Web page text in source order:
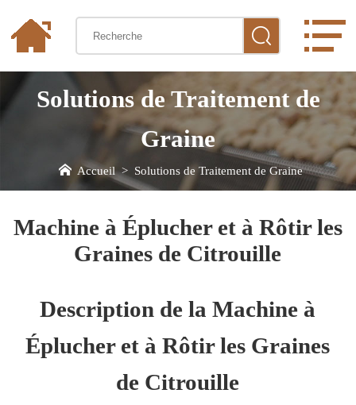
Solutions de Traitement de
Graine
Accueil> Solutions de Traitement de Graine
Machine à Éplucher et à Rôtir les
Graines de Citrouille
Description de la Machine à
Éplucher et à Rôtir les Graines
de Citrouille